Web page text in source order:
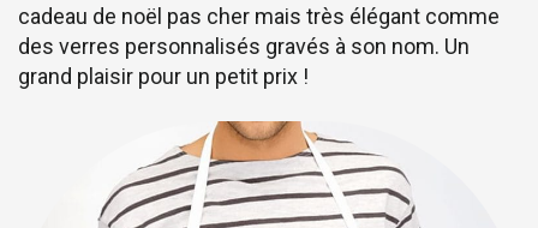
cadeau de noël pas cher mais très élégant comme
des verres personnalisés gravés à son nom. Un
grand plaisir pour un petit prix !